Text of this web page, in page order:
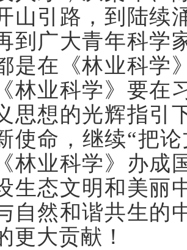
山引路，到陆续
到广大青年科学
是在《林业科学
《林业科学》要
思想的光辉指引
使命，继续“把
《林业科学》办
生态文明和美丽
自然和谐共生的
更大贡献！